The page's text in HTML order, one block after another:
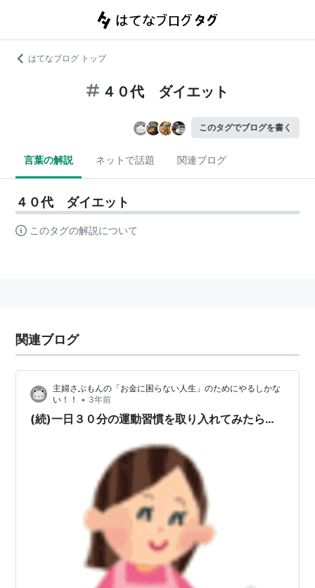
はてなブログ トップ
４０代 ダイエット
このタグでブログを書く
言葉の解説 ネットで話題 関連ブログ
４０代 ダイエット
このタグの解説について
関連ブログ
主婦さぶもんの「お金に困らない人生」のためにやるしかな
い！！
• 3年前
(続)一日３０分の運動習慣を取り入れてみたら…